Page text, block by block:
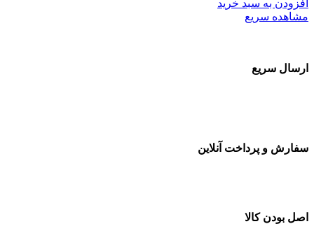
افزودن به سبد خرید
مشاهده سریع
ارسال سریع
سفارش و پرداخت آنلاین
اصل بودن کالا